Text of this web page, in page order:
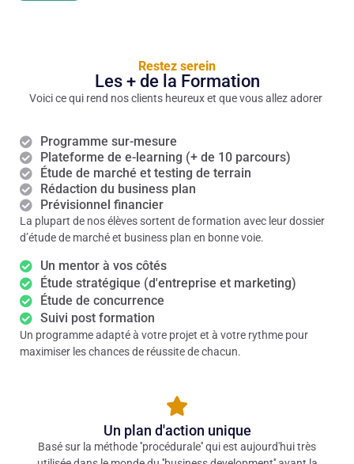
Restez serein
Les + de la Formation
Voici ce qui rend nos clients heureux et que vous allez adorer
Programme sur-mesure
Plateforme de e-learning (+ de 10 parcours)
Étude de marché et testing de terrain
Rédaction du business plan
Prévisionnel financier
La plupart de nos élèves sortent de formation avec leur dossier
d’étude de marché et business plan en bonne voie.
Un mentor à vos côtés
Étude stratégique (d'entreprise et marketing)
Étude de concurrence
Suivi post formation
Un programme adapté à votre projet et à votre rythme pour
maximiser les chances de réussite de chacun.
Un plan d'action unique
Basé sur la méthode ''procédurale'' qui est aujourd'hui très